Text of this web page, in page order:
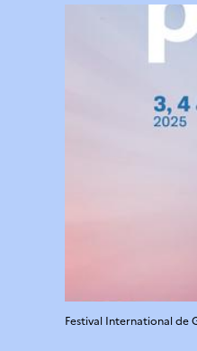
Festival International de